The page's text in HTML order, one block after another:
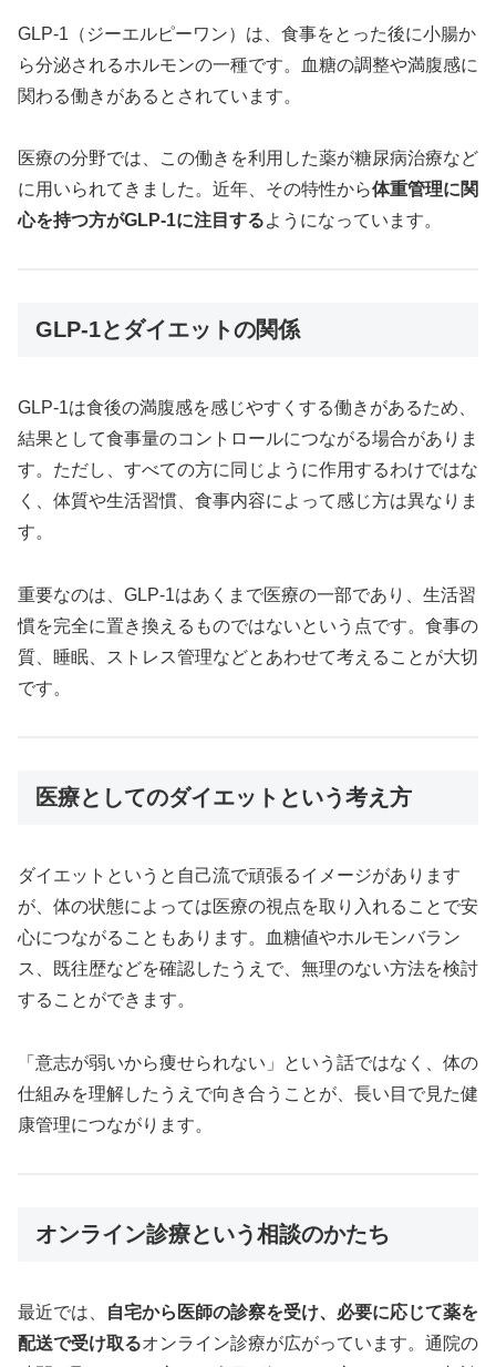
GLP-1（ジーエルピーワン）は、食事をとった後に小腸か
ら分泌されるホルモンの一種です。血糖の調整や満腹感に
関わる働きがあるとされています。
医療の分野では、この働きを利用した薬が糖尿病治療など
に用いられてきました。近年、その特性から体重管理に関
心を持つ方がGLP-1に注目するようになっています。
GLP-1とダイエットの関係
GLP-1は食後の満腹感を感じやすくする働きがあるため、
結果として食事量のコントロールにつながる場合がありま
す。ただし、すべての方に同じように作用するわけではな
く、体質や生活習慣、食事内容によって感じ方は異なりま
す。
重要なのは、GLP-1はあくまで医療の一部であり、生活習
慣を完全に置き換えるものではないという点です。食事の
質、睡眠、ストレス管理などとあわせて考えることが大切
です。
医療としてのダイエットという考え方
ダイエットというと自己流で頑張るイメージがあります
が、体の状態によっては医療の視点を取り入れることで安
心につながることもあります。血糖値やホルモンバラン
ス、既往歴などを確認したうえで、無理のない方法を検討
することができます。
「意志が弱いから痩せられない」という話ではなく、体の
仕組みを理解したうえで向き合うことが、長い目で見た健
康管理につながります。
オンライン診療という相談のかたち
最近では、
自宅から医師の診察を受け、必要に応じて薬を
配送で受け取るオンライン診療が広がっています。通院の